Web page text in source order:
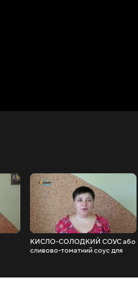
КИСЛО-СОЛОДКИЙ СОУС або
сливово-томатний соус для